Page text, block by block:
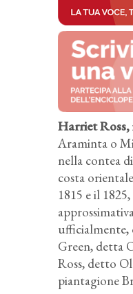
Harriet
Araminta o
nella contea
costa
1815 e il
Green, detta
Ross, detto
piantagione